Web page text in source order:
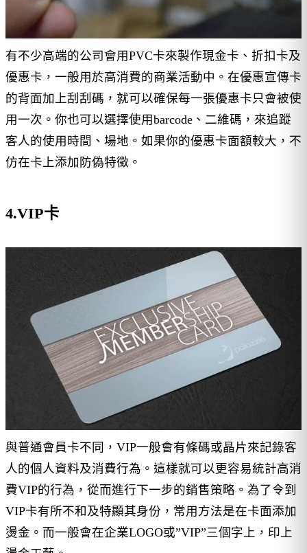
有不少高端的公司會用PVC卡來製作現金卡、折扣卡及
優惠卡，一般用於高消費的商業活動中。在優惠宣傳卡
的背面加上刮刮碼，就可以確保每一張優惠卡只會被使
用一次。你也可以選擇使用barcode、二維碼，來追蹤
客人的使用時間、場地。如果你的優惠卡面額較大，不
仿在卡上添加防偽特徵。
4.VIP卡
與普通會員卡不同，VIP一般會有條碼或晶片來記錄客
人的個人資料及消費行為。這樣就可以更容易統計高消
費VIP的行為，從而進行下一步的銷售策略。為了令到
VIP卡有所不和及特顯其身份，常用方法是在卡面添加
燙金。而一般會在企業LOGO或”VIP”三個字上，印上